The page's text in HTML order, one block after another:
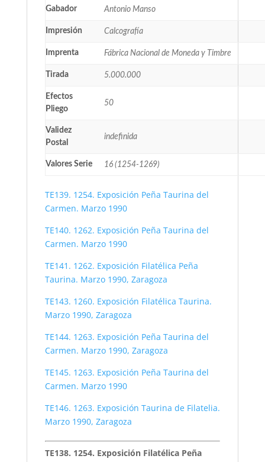
Gabador Antonio Manso
Impresión Calcografía
Imprenta Fábrica Nacional de Moneda y Timbre
Tirada 5.000.000
Efectos
Pliego
50
Validez
Postal
indefinida
Valores Serie 16 (1254-1269)
TE139. 1254. Exposición Peña Taurina del
Carmen. Marzo 1990
TE140. 1262. Exposición Peña Taurina del
Carmen. Marzo 1990
TE141. 1262. Exposición Filatélica Peña
Taurina. Marzo 1990, Zaragoza
TE143. 1260. Exposición Filatélica Taurina.
Marzo 1990, Zaragoza
TE144. 1263. Exposición Peña Taurina del
Carmen. Marzo 1990, Zaragoza
TE145. 1263. Exposición Peña Taurina del
Carmen. Marzo 1990
TE146. 1263. Exposición Taurina de Filatelia.
Marzo 1990, Zaragoza
TE138. 1254. Exposición Filatélica Peña